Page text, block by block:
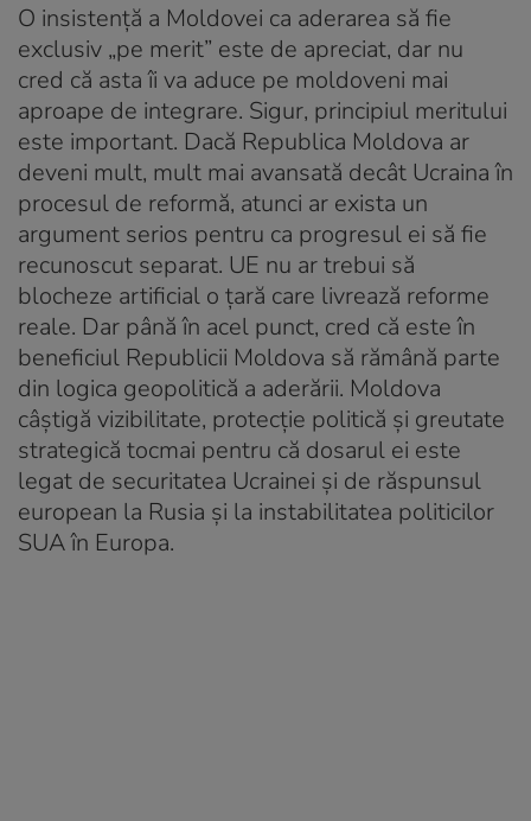
O insistență a Moldovei ca aderarea să fie
exclusiv „pe merit” este de apreciat, dar nu
cred că asta îi va aduce pe moldoveni mai
aproape de integrare. Sigur, principiul meritului
este important. Dacă Republica Moldova ar
deveni mult, mult mai avansată decât Ucraina în
procesul de reformă, atunci ar exista un
argument serios pentru ca progresul ei să fie
recunoscut separat. UE nu ar trebui să
blocheze artificial o țară care livrează reforme
reale. Dar până în acel punct, cred că este în
beneficiul Republicii Moldova să rămână parte
din logica geopolitică a aderării. Moldova
câștigă vizibilitate, protecție politică și greutate
strategică tocmai pentru că dosarul ei este
legat de securitatea Ucrainei și de răspunsul
european la Rusia și la instabilitatea politicilor
SUA în Europa.